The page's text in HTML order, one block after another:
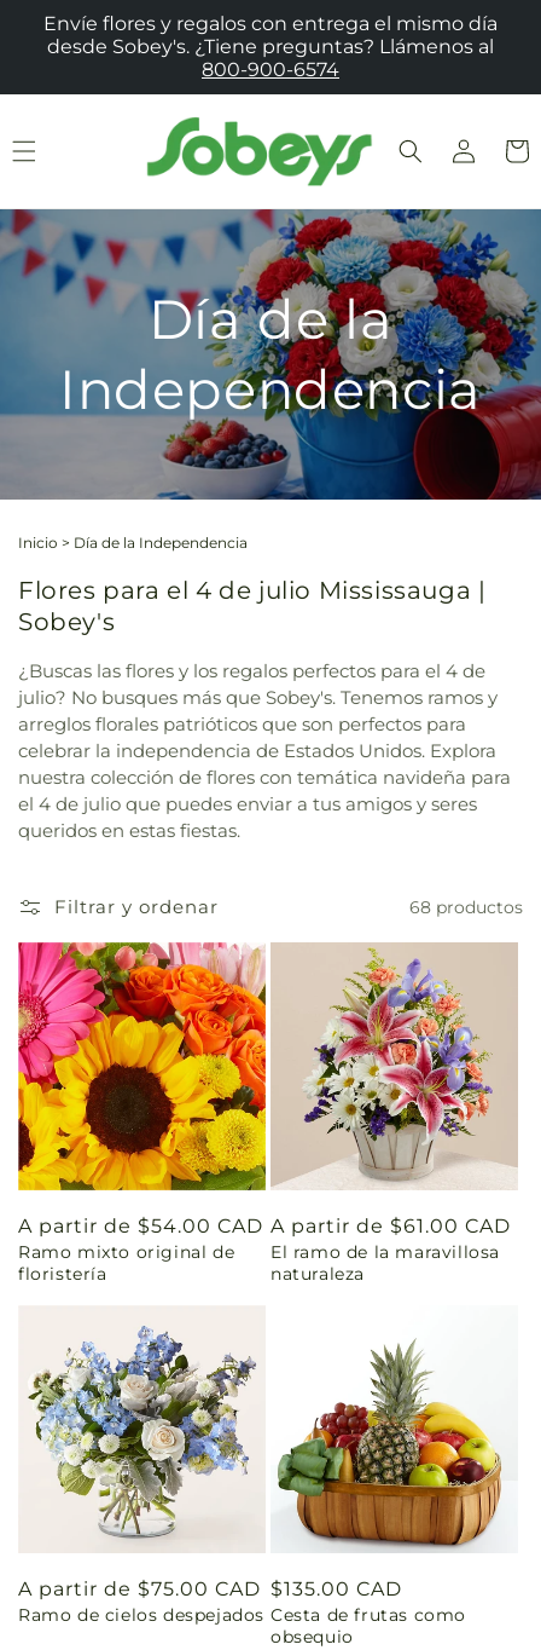
directamente
al contenido
Envíe flores y regalos con entrega el mismo día
desde Sobey's. ¿Tiene preguntas? Llámenos al
800-900-6574
Iniciar
sesión
Día de la
Independencia
Inicio > Día de la Independencia
Flores para el 4 de julio Mississauga |
Sobey's
¿Buscas las flores y los regalos perfectos para el 4 de
julio? No busques más que Sobey's. Tenemos ramos y
arreglos florales patrióticos que son perfectos para
celebrar la independencia de Estados Unidos. Explora
nuestra colección de flores con temática navideña para
el 4 de julio que puedes enviar a tus amigos y seres
queridos en estas fiestas.
Filtrar y ordenar 68 productos
Precio
habitual
A partir de $54.00 CAD
Ramo mixto original de
floristería
Precio
habitual
A partir de $61.00 CAD
El ramo de la maravillosa
naturaleza
Precio
habitual
A partir de $75.00 CAD
Ramo de cielos despejados
Precio
habitual
$135.00 CAD
Cesta de frutas como
obsequio